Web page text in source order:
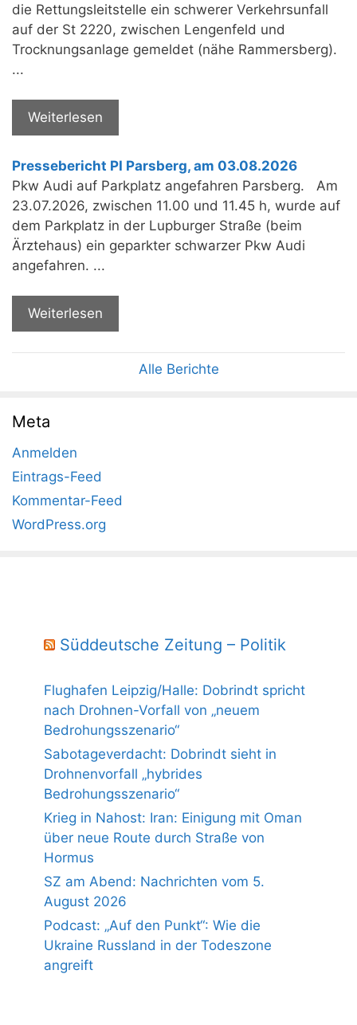
die Rettungsleitstelle ein schwerer Verkehrsunfall
auf der St 2220, zwischen Lengenfeld und
Trocknungsanlage gemeldet (nähe Rammersberg).
...
Weiterlesen
Pressebericht PI Parsberg, am 03.08.2026
Pkw Audi auf Parkplatz angefahren Parsberg. Am
23.07.2026, zwischen 11.00 und 11.45 h, wurde auf
dem Parkplatz in der Lupburger Straße (beim
Ärztehaus) ein geparkter schwarzer Pkw Audi
angefahren. ...
Weiterlesen
Alle Berichte
Meta
Anmelden
Eintrags-Feed
Kommentar-Feed
WordPress.org
Süddeutsche Zeitung – Politik
Flughafen Leipzig/Halle: Dobrindt spricht
nach Drohnen-Vorfall von „neuem
Bedrohungsszenario“
Sabotageverdacht: Dobrindt sieht in
Drohnenvorfall „hybrides
Bedrohungsszenario“
Krieg in Nahost: Iran: Einigung mit Oman
über neue Route durch Straße von
Hormus
SZ am Abend: Nachrichten vom 5.
August 2026
Podcast: „Auf den Punkt“: Wie die
Ukraine Russland in der Todeszone
angreift